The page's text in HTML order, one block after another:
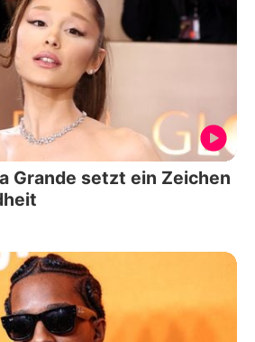
Grande setzt ein Zeichen